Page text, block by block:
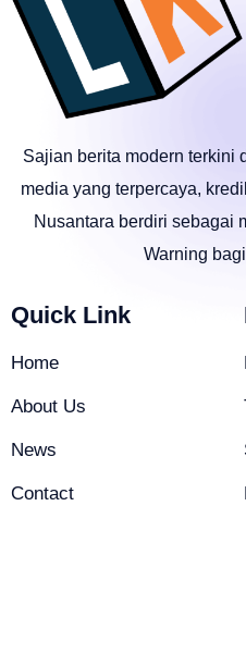
Sajian berita modern terkini
media yang terpercaya,
Nusantara berdiri sebagai
Warning
Quick Link
Home
About Us
News
Contact